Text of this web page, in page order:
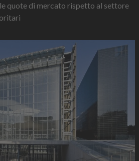
quote di mercato rispetto al settore